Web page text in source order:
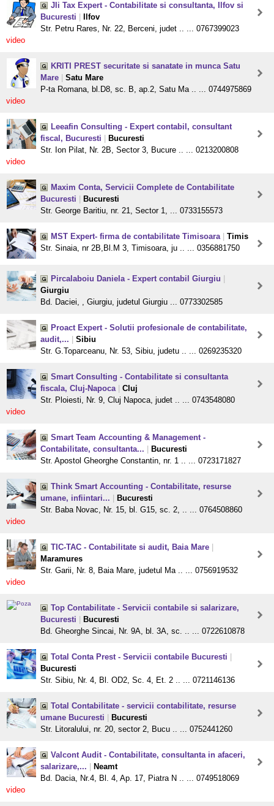
Jli Tax Expert - Contabilitate si consultanta, Ilfov si
Bucuresti
Ilfov
Str. Petru Rares, Nr. 22, Berceni, judet .. ... 0767399023
video
KRITI PREST securitate si sanatate in munca Satu
Mare
Satu Mare
P-ta Romana, bl.D8, sc. B, ap.2, Satu Ma .. ... 0744975869
video
Leeafin Consulting - Expert contabil, consultant
fiscal, Bucuresti
Bucuresti
Str. Ion Pilat, Nr. 2B, Sector 3, Bucure .. ... 0213200808
video
Maxim Conta, Servicii Complete de Contabilitate
Bucuresti
Bucuresti
Str. George Baritiu, nr. 21, Sector 1, ... 0733155573
MST Expert- firma de contabilitate Timisoara
Timis
Str. Sinaia, nr 2B,Bl.M 3, Timisoara, ju .. ... 0356881750
Pircalaboiu Daniela - Expert contabil Giurgiu
Giurgiu
Bd. Daciei, , Giurgiu, judetul Giurgiu ... 0773302585
Proact Expert - Solutii profesionale de contabilitate,
audit,...
Sibiu
Str. G.Toparceanu, Nr. 53, Sibiu, judetu .. ... 0269235320
Smart Consulting - Contabilitate si consultanta
fiscala, Cluj-Napoca
Cluj
Str. Ploiesti, Nr. 9, Cluj Napoca, judet .. ... 0743548080
video
Smart Team Accounting & Management -
Contabilitate, consultanta...
Bucuresti
Str. Apostol Gheorghe Constantin, nr. 1 .. ... 0723171827
Think Smart Accounting - Contabilitate, resurse
umane, infiintari...
Bucuresti
Str. Baba Novac, Nr. 15, bl. G15, sc. 2, .. ... 0764508860
video
TIC-TAC - Contabilitate si audit, Baia Mare
Maramures
Str. Garii, Nr. 8, Baia Mare, judetul Ma .. ... 0756919532
video
Top Contabilitate - Servicii contabile si salarizare,
Bucuresti
Bucuresti
Bd. Gheorghe Sincai, Nr. 9A, bl. 3A, sc. .. ... 0722610878
Total Conta Prest - Servicii contabile Bucuresti
Bucuresti
Str. Sibiu, Nr. 4, Bl. OD2, Sc. 4, Et. 2 .. ... 0721146136
Total Contabilitate - servicii contabilitate, resurse
umane Bucuresti
Bucuresti
Str. Litoralului, nr. 20, sector 2, Bucu .. ... 0752441260
Valcont Audit - Contabilitate, consultanta in afaceri,
salarizare,...
Neamt
Bd. Dacia, Nr.4, Bl. 4, Ap. 17, Piatra N .. ... 0749518069
video